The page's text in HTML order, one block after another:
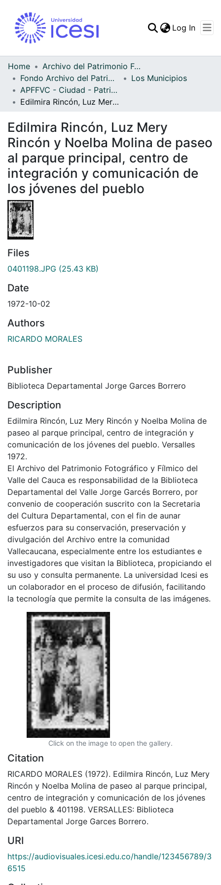
Statistics
Log In
Home
Archivo del Patrimonio Fotográfico y Fílmico del Valle del Cauca
Fondo Archivo del Patrimonio Fotográfico y Fílmico del Valle del Cauca
Los Municipios
APFFVC - Ciudad - Patrimonial
Edilmira Rincón, Luz Mery Rincón y Noelba Molina de paseo al parque principal, centro de integración y comunicación de los jóvenes del pueblo
Edilmira Rincón, Luz Mery
Rincón y Noelba Molina de paseo
al parque principal, centro de
integración y comunicación de
los jóvenes del pueblo
Files
0401198.JPG (25.43 KB)
Date
1972-10-02
Authors
RICARDO MORALES
Publisher
Biblioteca Departamental Jorge Garces Borrero
Description
Edilmira Rincón, Luz Mery Rincón y Noelba Molina de
paseo al parque principal, centro de integración y
comunicación de los jóvenes del pueblo. Versalles
1972.
El Archivo del Patrimonio Fotográfico y Fílmico del
Valle del Cauca es responsabilidad de la Biblioteca
Departamental del Valle Jorge Garcés Borrero, por
convenio de cooperación suscrito con la Secretaria
del Cultura Departamental, con el fin de aunar
esfuerzos para su conservación, preservación y
divulgación del Archivo entre la comunidad
Vallecaucana, especialmente entre los estudiantes e
investigadores que visitan la Biblioteca, propiciando el
su uso y consulta permanente. La universidad Icesi es
un colaborador en el proceso de difusión, facilitando
la tecnología que permite la consulta de las imágenes.
Click on the image to open the gallery.
Citation
RICARDO MORALES (1972). Edilmira Rincón, Luz Mery
Rincón y Noelba Molina de paseo al parque principal,
centro de integración y comunicación de los jóvenes
del pueblo & 401198. VERSALLES: Biblioteca
Departamental Jorge Garces Borrero.
URI
https://audiovisuales.icesi.edu.co/handle/123456789/3
6515